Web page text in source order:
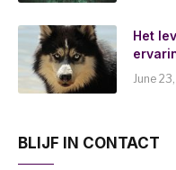
Het
June
BLIJF IN CONTACT